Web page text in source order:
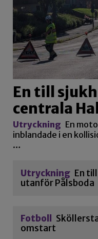
En till
centrala
Utryckning En
inblandade i en
…
Utryckning En
utanför Pålsboda
Fotboll
omstart